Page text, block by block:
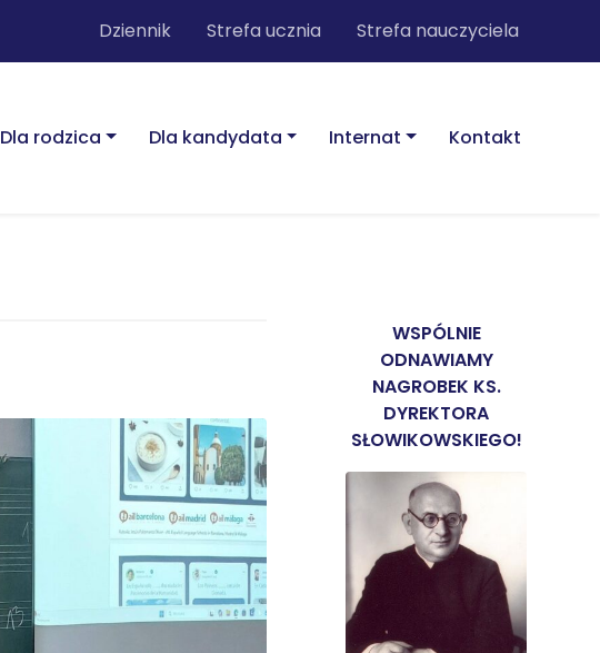
Dziennik Strefa ucznia Strefa nauczyciela
Dla rodzica Dla kandydata Internat Kontakt
WSPÓLNIE
ODNAWIAMY
NAGROBEK KS.
DYREKTORA
SŁOWIKOWSKIEGO!